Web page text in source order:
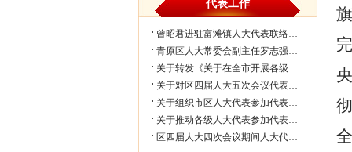
代表工作
曾昭君进驻富滩镇人大代表联络工作站...
青原区人大常委会副主任罗志强带队赴...
关于转发《关于在全市开展各级人大代...
关于对区四届人大五次会议代表所提部...
关于组织市区人大代表参加代表联络工...
关于推动各级人大代表参加代表联络工...
区四届人大四次会议期间人大代表审议...